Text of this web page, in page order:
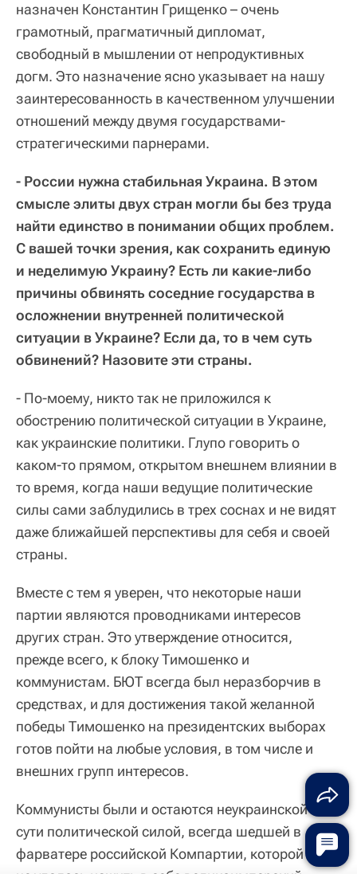
назначен Константин Грищенко – очень
грамотный, прагматичный дипломат,
свободный в мышлении от непродуктивных
догм. Это назначение ясно указывает на нашу
заинтересованность в качественном улучшении
отношений между двумя государствами-
стратегическими парнерами.
- России нужна стабильная Украина. В этом
смысле элиты двух стран могли бы без труда
найти единство в понимании общих проблем.
С вашей точки зрения, как сохранить единую
и неделимую Украину? Есть ли какие-либо
причины обвинять соседние государства в
осложнении внутренней политической
ситуации в Украине? Если да, то в чем суть
обвинений? Назовите эти страны.
- По-моему, никто так не приложился к
обострению политической ситуации в Украине,
как украинские политики. Глупо говорить о
каком-то прямом, открытом внешнем влиянии в
то время, когда наши ведущие политические
силы сами заблудились в трех соснах и не видят
даже ближайшей перспективы для себя и своей
страны.
Вместе с тем я уверен, что некоторые наши
партии являются проводниками интересов
других стран. Это утверждение относится,
прежде всего, к блоку Тимошенко и
коммунистам. БЮТ всегда был неразборчив в
средствах, и для достижения такой желанной
победы Тимошенко на президентских выборах
готов пойти на любые условия, в том числе и
внешних групп интересов.
Коммунисты были и остаются неукраинской по
сути политической силой, всегда шедшей в
фарватере российской Компартии, которой так и